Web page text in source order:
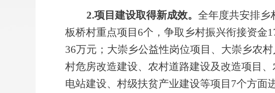
2.项目建设取得新成效。 全年度共安排乡
板桥村重点项目6个，争取乡村振兴衔接资金
36万元；大崇乡公益性岗位项目、大崇乡农
村危房改造建设、农村道路建设及改造项目
电站建设、村级扶贫产业建设等项目7个方面